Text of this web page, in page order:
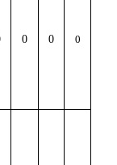
0 0 0